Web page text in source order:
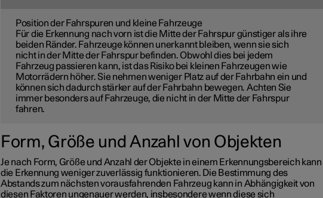
Position der Fahrspuren und kleine Fahrzeuge
Für die Erkennung nach vorn ist die Mitte der Fahrspur günstiger als ihre
beiden Ränder. Fahrzeuge können unerkannt bleiben, wenn sie sich
nicht in der Mitte der Fahrspur befinden. Obwohl dies bei jedem
Fahrzeug passieren kann, ist das Risiko bei kleinen Fahrzeugen wie
Motorrädern höher. Sie nehmen weniger Platz auf der Fahrbahn ein und
können sich dadurch stärker auf der Fahrbahn bewegen. Achten Sie
immer besonders auf Fahrzeuge, die nicht in der Mitte der Fahrspur
fahren.
Form, Größe und Anzahl von Objekten
Je nach Form, Größe und Anzahl der Objekte in einem Erkennungsbereich kann
die Erkennung weniger zuverlässig funktionieren. Die Bestimmung des
Abstands zum nächsten vorausfahrenden Fahrzeug kann in Abhängigkeit von
diesen Faktoren ungenauer werden, insbesondere wenn diese sich